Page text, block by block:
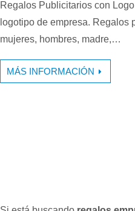
Regalos Publicitarios con
logotipo de empresa. Regalos
mujeres, hombres, madre,…
MÁS INFORMACIÓN